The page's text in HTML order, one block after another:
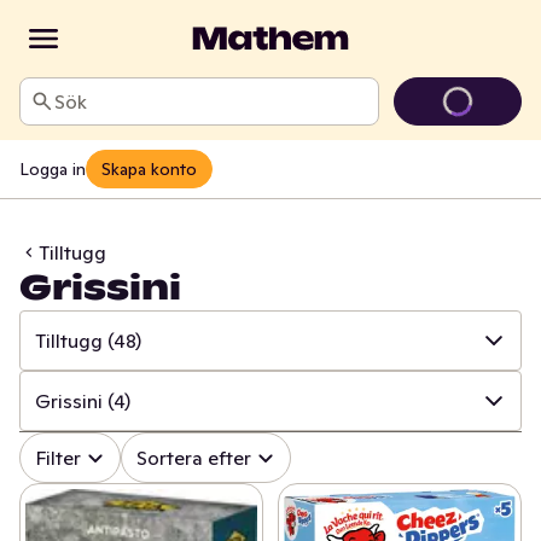
Sök
Logga in Skapa konto
Tilltugg
Grissini
Tilltugg (48)
✓ Alla (613)
✓ Matbröd (153)
✓ Knäckebröd & skorpor (103)
Grissini (4)
✓ Alla (48)
✓ Ris- & majskakor (27)
Filter Sortera efter